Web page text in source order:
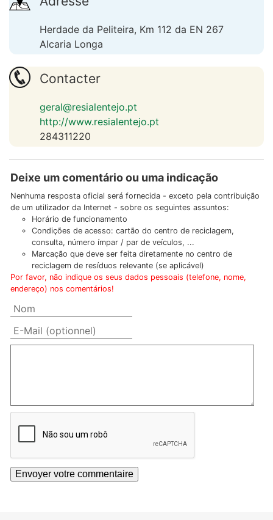
Herdade da Peliteira, Km 112 da EN 267
Alcaria Longa
Contacter
geral@resialentejo.pt
http://www.resialentejo.pt
284311220
Deixe um comentário ou uma indicação
Nenhuma resposta oficial será fornecida - exceto pela contribuição
de um utilizador da Internet - sobre os seguintes assuntos:
Horário de funcionamento
Condições de acesso: cartão do centro de reciclagem,
consulta, número ímpar / par de veículos, ...
Marcação que deve ser feita diretamente no centro de
reciclagem de resíduos relevante (se aplicável)
Por favor, não indique os seus dados pessoais (telefone, nome,
endereço) nos comentários!